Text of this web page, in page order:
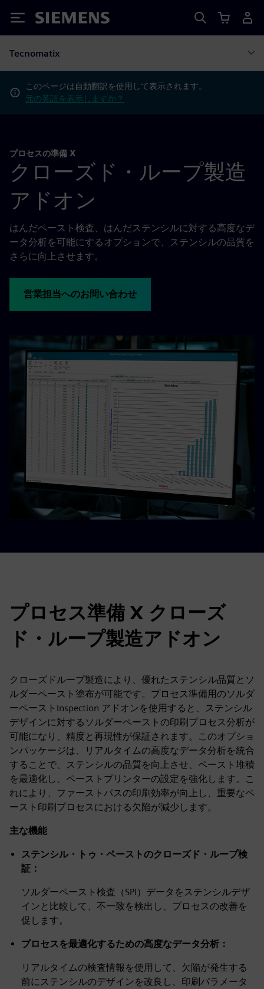
Siemens
Tecnomatix
このページは自動翻訳を使用して表示されます。
元の英語を表示しますか？
プロセスの準備 X
クローズド・ループ製造
アドオン
はんだペースト検査、はんだステンシルに対する高度なデ
ータ分析を可能にするオプションで、ステンシルの品質を
さらに向上させます。
営業担当へのお問い合わせ
プロセス準備 X クローズ
ド・ループ製造アドオン
クローズドループ製造により、優れたステンシル品質とソ
ルダーペースト塗布が可能です。プロセス準備用のソルダ
ーペーストInspection アドオンを使用すると、ステンシル
デザインに対するソルダーペーストの印刷プロセス分析が
可能になり、精度と再現性が保証されます。このオプショ
ンパッケージは、リアルタイムの高度なデータ分析を統合
することで、ステンシルの品質を向上させ、ペースト堆積
を最適化し、ペーストプリンターの設定を強化します。こ
れにより、ファーストパスの印刷効率が向上し、重要なペ
ースト印刷プロセスにおける欠陥が減少します。
主な機能
ステンシル・トゥ・ペーストのクローズド・ループ検
証：
ソルダーペースト検査（SPI）データをステンシルデザ
インと比較して、不一致を検出し、プロセスの改善を
促します。
プロセスを最適化するための高度なデータ分析：
リアルタイムの検査情報を使用して、欠陥が発生する
前にステンシルのデザインを改良し、印刷パラメータ